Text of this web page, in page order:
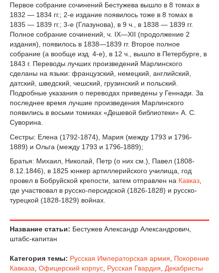
Первое собрание сочинений Бестужева вышло в 8 томах в
1832 — 1834 гг.; 2-е издание появилось тоже в 8 томах в
1835 — 1839 гг.; 3-е (Глазунова), в 9 ч., в 1838 — 1839 гг.
Полное собрание сочинений, ч. IX—XII (продолжение 2
издания), появилось в 1838—1839 гг. Второе полное
собрание (а вообще изд. 4-е), в 12 ч., вышло в Петербурге, в
1843 г. Переводы лучших произведений Марлинского
сделаны на языки: французский, немецкий, английский,
датский, шведский, чешский, грузинский и польский.
Подробные указания о переводах приведены у Геннади. За
последнее время лучшие произведения Марлинского
появились в восьми томиках «Дешевой библиотеки» А. С.
Суворина.
Сестры: Елена (1792-1874), Мария (между 1793 и 1796-
1889) и Ольга (между 1793 и 1796-1889);
Братья: Михаил, Николай, Петр (о них см.), Павел (1808-
8.12.1846), в 1825 юнкер артиллерийского училища, год
провел в Бобруйской крепости, затем отправлен на Кавказ,
где участвовал в русско-персидской (1826-1828) и русско-
турецкой (1828-1829) войнах.
Название статьи: Бестужев Александр Александрович,
штабс-капитан
Категория темы: Русская Императорская армия, Покорение
Кавказа, Офицерский корпус, Русская Гвардия, Декабристы